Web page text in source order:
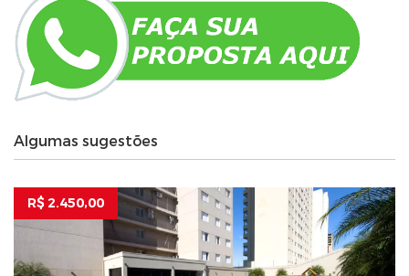
Algumas sugestões
R$ 2.450,00